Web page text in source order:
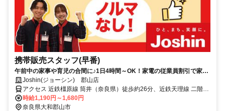
携帯販売スタッフ(早番)
午前中の家事や育児の合間に♪1日4時間～OK！家電の従業員割引で家計
応援◎ノルマなしだから未経験の方も安心スタート♪
Joshin(ジョーシン) 郡山店
アクセス 近鉄橿原線 筒井（奈良県）徒歩約26分、近鉄天理線 二階堂
徒歩約27分、ＪＲ桜井線 櫟本徒歩約32分
時給1,190円～1,680円
奈良県大和郡山市